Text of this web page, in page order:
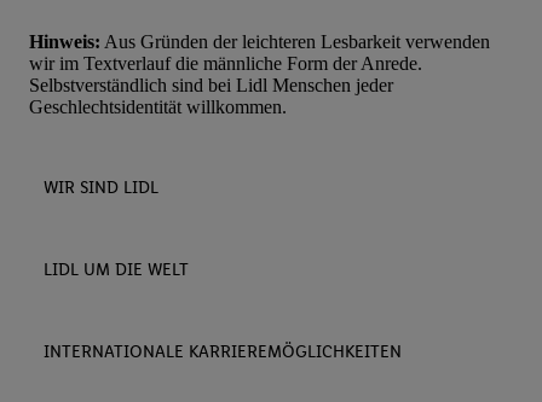
Hinweis: Aus Gründen der leichteren Lesbarkeit verwenden
wir im Textverlauf die männliche Form der Anrede.
Selbstverständlich sind bei Lidl Menschen jeder
Geschlechtsidentität willkommen.
WIR SIND LIDL
LIDL UM DIE WELT
INTERNATIONALE KARRIEREMÖGLICHKEITEN